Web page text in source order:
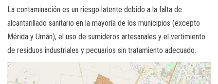
La contaminación es un riesgo latente debido a la falta de
alcantarillado sanitario en la mayoría de los municipios (excepto
Mérida y Umán), el uso de sumideros artesanales y el vertimiento
de residuos industriales y pecuarios sin tratamiento adecuado.